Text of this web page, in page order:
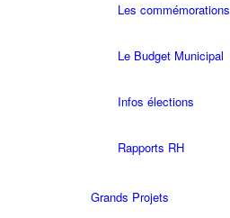
Les commémorations
Le Budget Municipal
Infos élections
Rapports RH
Grands Projets